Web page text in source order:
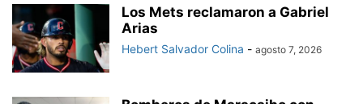
Los Mets reclamaron a Gabriel
Arias
Hebert Salvador Colina - agosto 7, 2026